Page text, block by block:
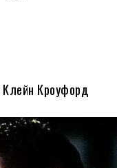
Кроуфорд